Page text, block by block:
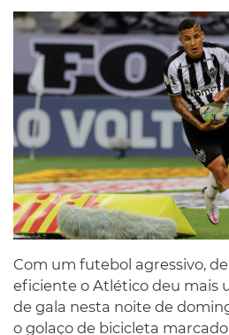
Com um futebol agressivo,
eficiente o Atlético deu mais
de gala nesta noite de
o golaço de bicicleta